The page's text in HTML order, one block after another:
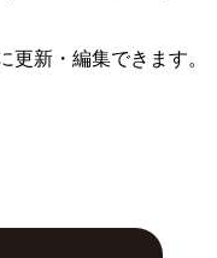
更新・編集できます。